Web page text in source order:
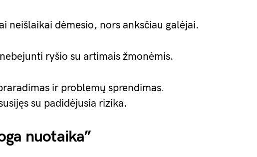
neišlaikai dėmesio, nors anksčiau galėjai.
ryšio su artimais žmonėmis.
ir problemų sprendimas.
su padidėjusia rizika.
nuotaika”